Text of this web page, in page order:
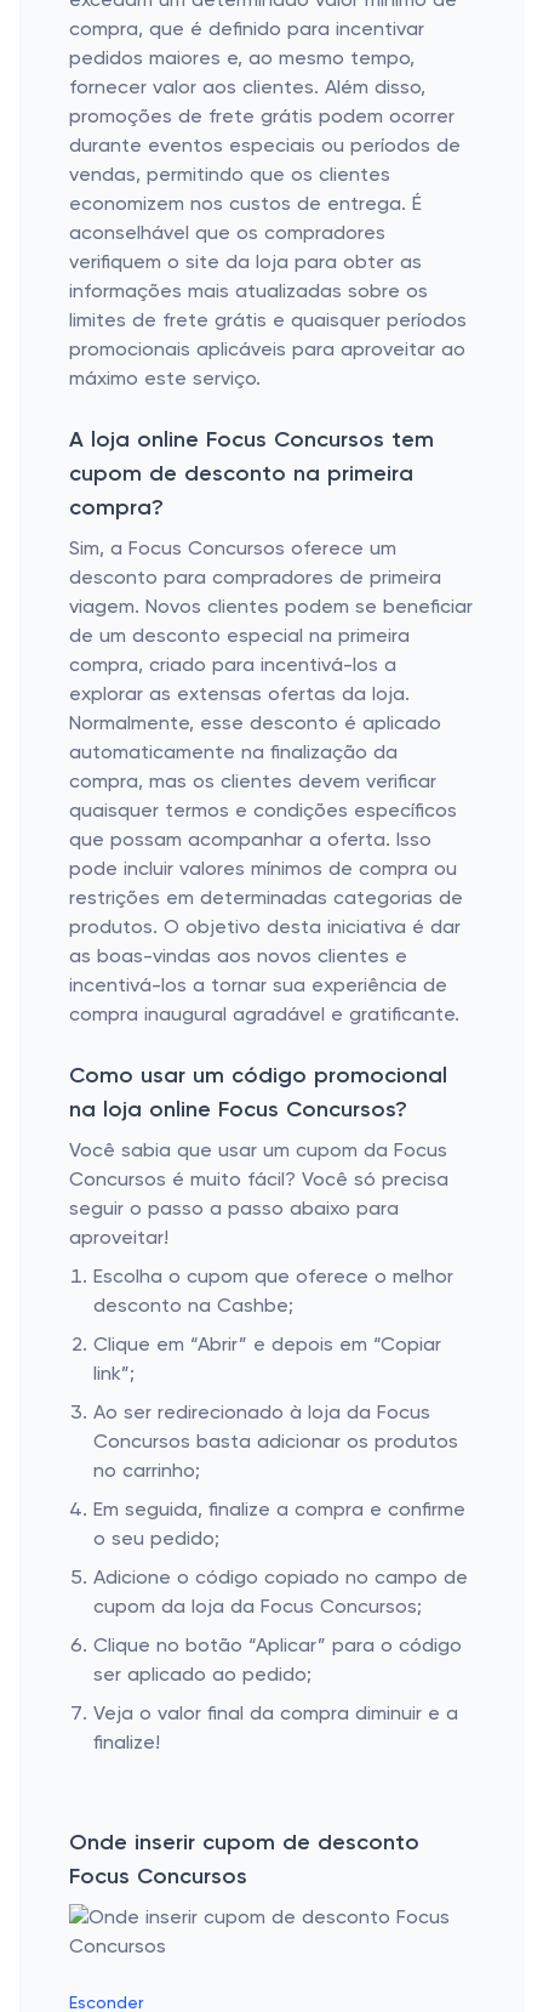
compra, que é definido para incentivar
pedidos maiores e, ao mesmo tempo,
fornecer valor aos clientes. Além disso,
promoções de frete grátis podem ocorrer
durante eventos especiais ou períodos de
vendas, permitindo que os clientes
economizem nos custos de entrega. É
aconselhável que os compradores
verifiquem o site da loja para obter as
informações mais atualizadas sobre os
limites de frete grátis e quaisquer períodos
promocionais aplicáveis ​​para aproveitar ao
máximo este serviço.
A loja online Focus Concursos tem
cupom de desconto na primeira
compra?
Sim, a Focus Concursos oferece um
desconto para compradores de primeira
viagem. Novos clientes podem se beneficiar
de um desconto especial na primeira
compra, criado para incentivá-los a
explorar as extensas ofertas da loja.
Normalmente, esse desconto é aplicado
automaticamente na finalização da
compra, mas os clientes devem verificar
quaisquer termos e condições específicos
que possam acompanhar a oferta. Isso
pode incluir valores mínimos de compra ou
restrições em determinadas categorias de
produtos. O objetivo desta iniciativa é dar
as boas-vindas aos novos clientes e
incentivá-los a tornar sua experiência de
compra inaugural agradável e gratificante.
Como usar um código promocional
na loja online Focus Concursos?
Você sabia que usar um cupom da Focus
Concursos é muito fácil? Você só precisa
seguir o passo a passo abaixo para
aproveitar!
Escolha o cupom que oferece o melhor
desconto na Cashbe;
Clique em “Abrir” e depois em “Copiar
link”;
Ao ser redirecionado à loja da Focus
Concursos basta adicionar os produtos
no carrinho;
Em seguida, finalize a compra e confirme
o seu pedido;
Adicione o código copiado no campo de
cupom da loja da Focus Concursos;
Clique no botão “Aplicar” para o código
ser aplicado ao pedido;
Veja o valor final da compra diminuir e a
finalize!
Onde inserir cupom de desconto
Focus Concursos
Esconder